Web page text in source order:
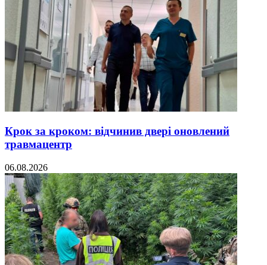
Крок за кроком: відчинив двері оновлений
травмацентр
06.08.2026